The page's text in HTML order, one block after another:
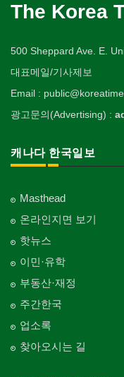
The Korea
500 Sheppard Ave. E.
대표메일/기사제보
Email :
광고문의(Advertising) :
캐나다 한국일보
Masthead
온라인지면 보기
핫뉴스
이민·유학
부동산·재정
주간한국
업소록
찾아오시는 길